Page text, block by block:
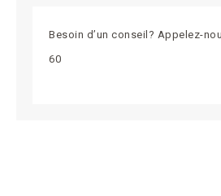
Besoin d’un conseil? Appelez-
60